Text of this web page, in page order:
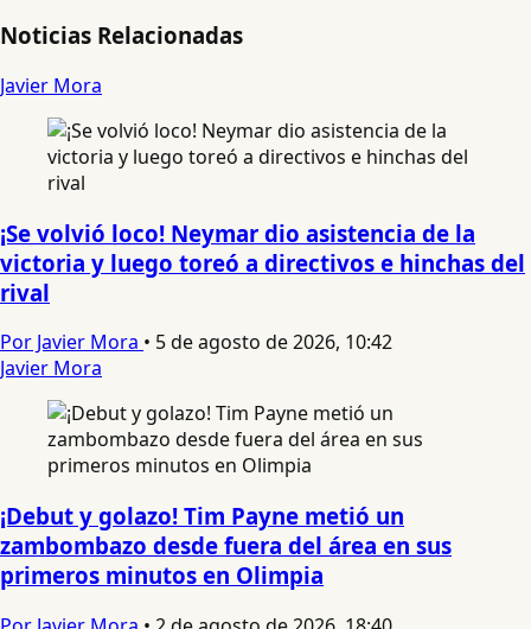
Noticias Relacionadas
Javier Mora
¡Se volvió loco! Neymar dio asistencia de la
victoria y luego toreó a directivos e hinchas del
rival
Por Javier Mora • 5 de agosto de 2026, 10:42
Javier Mora
¡Debut y golazo! Tim Payne metió un
zambombazo desde fuera del área en sus
primeros minutos en Olimpia